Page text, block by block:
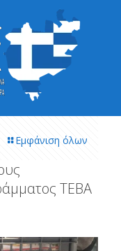
Εμφάνιση όλων
ΤΕΒΑ